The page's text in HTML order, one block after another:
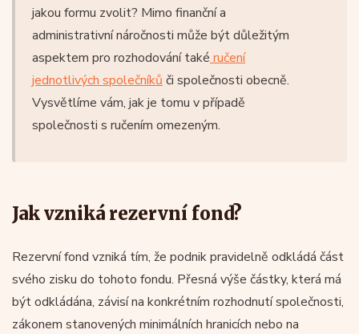
jakou formu zvolit? Mimo finanční a
administrativní náročnosti může být důležitým
aspektem pro rozhodování také ručení
jednotlivých společníků či společnosti obecně.
Vysvětlíme vám, jak je tomu v případě
společnosti s ručením omezeným.
Jak vzniká rezervní fond?
Rezervní fond vzniká tím, že podnik pravidelně odkládá část
svého zisku do tohoto fondu. Přesná výše částky, která má
být odkládána, závisí na konkrétním rozhodnutí společnosti,
zákonem stanovených minimálních hranicích nebo na